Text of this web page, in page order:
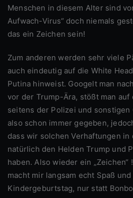
Menschen in diesem Alter sind
Aufwach-Virus“ doch niemals
das ein Zeichen sein!
Zum anderen werden sehr viele Pädophile verhaftet, was
auch eindeutig auf die White
Putina hinweist. Googelt man
vor der Trump-Ära, stößt man
seitens der Polizei und sonstigen
also schon immer gegeben,
dass wir solchen Verhaftungen in
natürlich den Helden Trump und
haben. Also wieder ein
macht mir langsam echt Spaß
Kindergeburtstag, nur statt